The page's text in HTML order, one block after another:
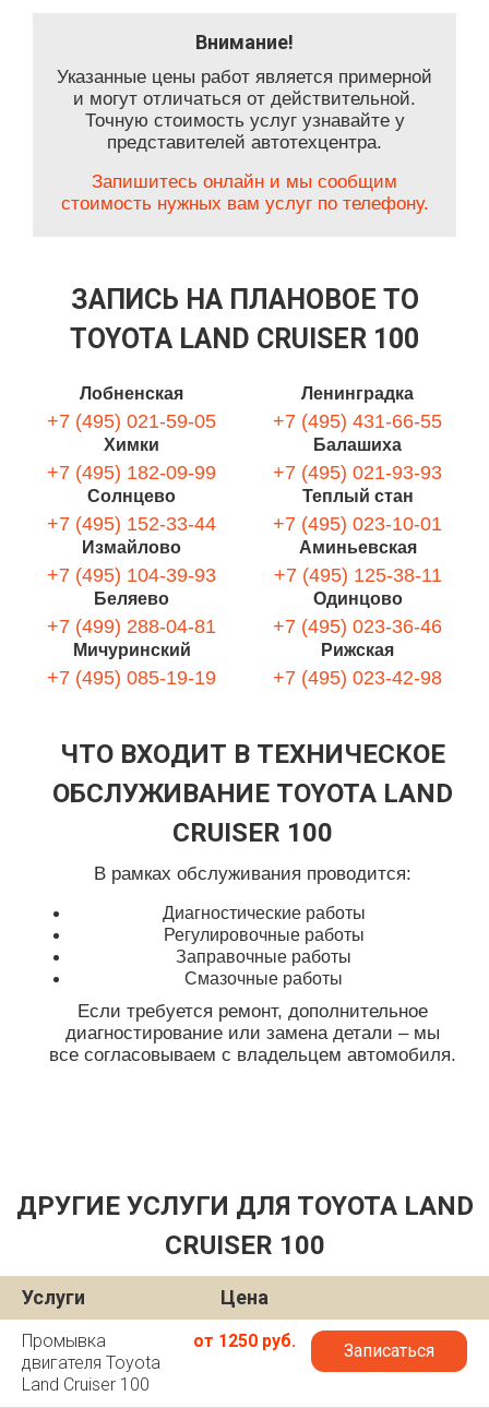
Внимание!
Указанные цены работ является примерной
и могут отличаться от действительной.
Точную стоимость услуг узнавайте у
представителей автотехцентра.
Запишитесь онлайн и мы сообщим
стоимость нужных вам услуг по телефону.
ЗАПИСЬ НА ПЛАНОВОЕ ТО
TOYOTA LAND CRUISER 100
Лобненская
+7 (495) 021-59-05
Ленинградка
+7 (495) 431-66-55
Химки
+7 (495) 182-09-99
Балашиха
+7 (495) 021-93-93
Солнцево
+7 (495) 152-33-44
Теплый стан
+7 (495) 023-10-01
Измайлово
+7 (495) 104-39-93
Аминьевская
+7 (495) 125-38-11
Беляево
+7 (499) 288-04-81
Одинцово
+7 (495) 023-36-46
Мичуринский
+7 (495) 085-19-19
Рижская
+7 (495) 023-42-98
ЧТО ВХОДИТ В ТЕХНИЧЕСКОЕ
ОБСЛУЖИВАНИЕ TOYOTA LAND
CRUISER 100
В рамках обслуживания проводится:
Диагностические работы
Регулировочные работы
Заправочные работы
Смазочные работы
Если требуется ремонт, дополнительное
диагностирование или замена детали – мы
все согласовываем с владельцем автомобиля.
ДРУГИЕ УСЛУГИ ДЛЯ TOYOTA LAND
CRUISER 100
Услуги Цена
Промывка
двигателя Toyota
Land Cruiser 100
от 1250 руб. Записаться